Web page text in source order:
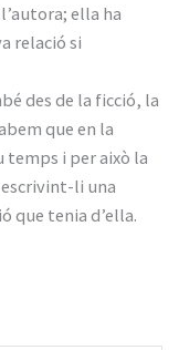
ella ha
relació si
des de la ficció, la
que en la
temps i per això la
li una
que tenia d’ella.